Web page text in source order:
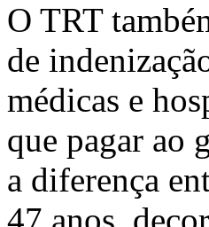
O TRT
de
médicas e
que pagar ao
a diferença